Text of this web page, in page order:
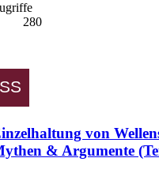
280
von
& Argumente